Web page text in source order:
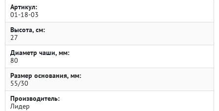
Артикул:
01-18-03
Высота, см:
27
Диаметр чаши, мм:
80
Размер основания, мм:
55/30
Производитель:
Лидер